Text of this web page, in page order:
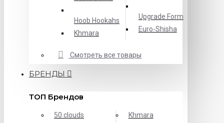
Hoob Hookahs
Khmara
Upgrade Form
Еuro-Shisha
Смотреть все товары
БРЕНДЫ
ТОП Брендов
50 clouds
Khmara